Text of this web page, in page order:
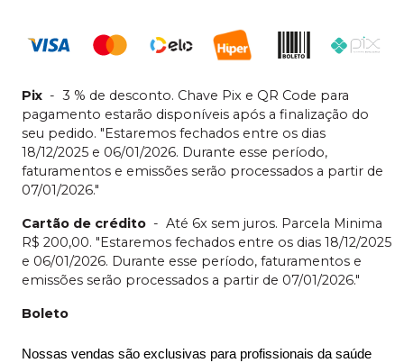
Pix - 3 % de desconto. Chave Pix e QR Code para
pagamento estarão disponíveis após a finalização do
seu pedido. "Estaremos fechados entre os dias
18/12/2025 e 06/01/2026. Durante esse período,
faturamentos e emissões serão processados a partir de
07/01/2026."
Cartão de crédito - Até 6x sem juros. Parcela Minima
R$ 200,00. "Estaremos fechados entre os dias 18/12/2025
e 06/01/2026. Durante esse período, faturamentos e
emissões serão processados a partir de 07/01/2026."
Boleto
Nossas vendas são exclusivas para profissionais da saúde